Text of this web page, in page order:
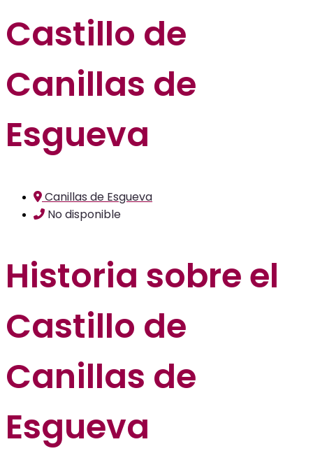
Castillo de
Canillas de
Esgueva
Canillas de Esgueva
No disponible
Historia sobre el
Castillo de
Canillas de
Esgueva